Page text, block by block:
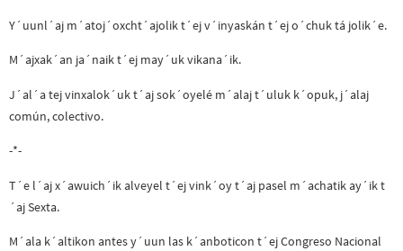
Y´uunl´aj m´atoj´oxcht´ajolik t´ej v´inyaskán t´ej o´chuk tá jolik´e.
M´ajxak´an ja´naik t´ej may´uk vikana´ik.
J´al´a tej vinxalok´uk t´aj sok´oyelé m´alaj t´uluk k´opuk, j´alaj
común, colectivo.
-*-
T´e l´aj x´awuich´ik alveyel t´ej vink´oy t´aj pasel m´achatik ay´ik t
´aj Sexta.
M´ala k´altikon antes y´uun las k´anboticon t´ej Congreso Nacional